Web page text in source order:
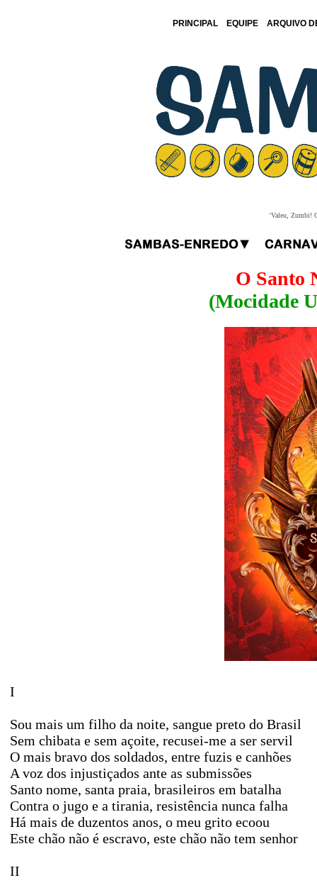
PRINCIPAL EQUIPE ARQUIVO
'Valeu, Zumbi!
O Santo
(Mocidade
I
Sou mais um filho da noite, sangue preto do Brasil
Sem chibata e sem açoite, recusei-me a ser servil
O mais bravo dos soldados, entre fuzis e canhões
A voz dos injustiçados ante as submissões
Santo nome, santa praia, brasileiros em batalha
Contra o jugo e a tirania, resistência nunca falha
Há mais de duzentos anos, o meu grito ecoou
Este chão não é escravo, este chão não tem senhor
II